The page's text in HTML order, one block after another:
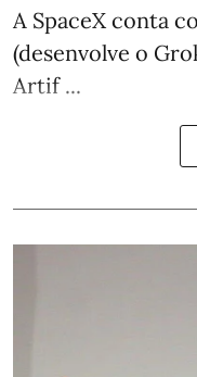
A SpaceX conta
(desenvolve o
Artif ...